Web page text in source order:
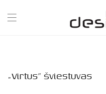
„Virtus” šviestuvas